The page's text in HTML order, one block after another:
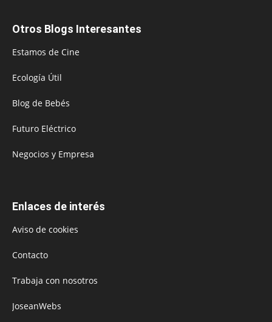
Otros Blogs Interesantes
Estamos de Cine
Ecología Útil
Blog de Bebés
Futuro Eléctrico
Negocios y Empresa
Enlaces de interés
Aviso de cookies
Contacto
Trabaja con nosotros
JoseanWebs